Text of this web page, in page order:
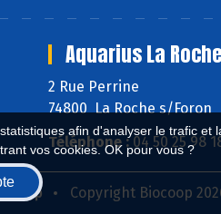
afin d'analyser le trafic et
vos cookies. OK pour vous ?
Aquarius La
2 Rue Perrine
74800 La Roche s/Foron
Téléphone :04 50 25 98
Copyright Biocoop